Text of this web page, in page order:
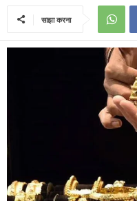
साझा करना